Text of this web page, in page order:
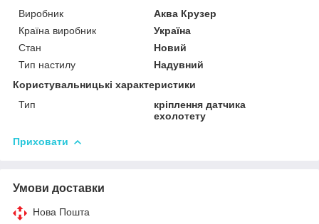
Виробник
Аква Крузер
Країна виробник
Україна
Стан
Новий
Тип настилу
Надувний
Користувальницькі характеристики
Тип
кріплення датчика
ехолотету
Приховати
Умови доставки
Нова Пошта